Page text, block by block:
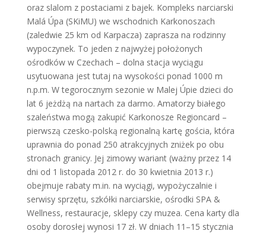
oraz slalom z postaciami z bajek. Kompleks narciarski
Malá Úpa (SKiMU) we wschodnich Karkonoszach
(zaledwie 25 km od Karpacza) zaprasza na rodzinny
wypoczynek. To jeden z najwyżej położonych
ośrodków w Czechach – dolna stacja wyciągu
usytuowana jest tutaj na wysokości ponad 1000 m
n.p.m. W tegorocznym sezonie w Malej Úpie dzieci do
lat 6 jeżdżą na nartach za darmo. Amatorzy białego
szaleństwa mogą zakupić Karkonosze Regioncard –
pierwszą czesko-polską regionalną kartę gościa, która
uprawnia do ponad 250 atrakcyjnych zniżek po obu
stronach granicy. Jej zimowy wariant (ważny przez 14
dni od 1 listopada 2012 r. do 30 kwietnia 2013 r.)
obejmuje rabaty m.in. na wyciągi, wypożyczalnie i
serwisy sprzętu, szkółki narciarskie, ośrodki SPA &
Wellness, restauracje, sklepy czy muzea. Cena karty dla
osoby dorosłej wynosi 17 zł. W dniach 11–15 stycznia